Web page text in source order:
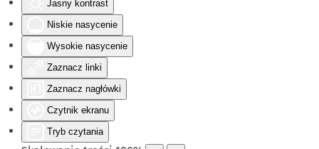
Jasny kontrast
Niskie nasycenie
Wysokie nasycenie
Zaznacz linki
Zaznacz nagłówki
Czytnik ekranu
Tryb czytania